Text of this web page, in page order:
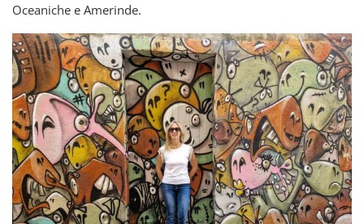
Oceaniche e Amerinde.